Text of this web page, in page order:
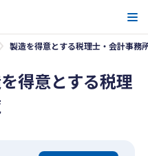
製造を得意とする税理士・会計事務
得意とする税理